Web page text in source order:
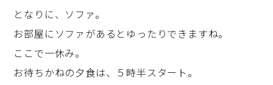
となりに、ソファ。
お部屋にソファがあるとゆったりできますね。
ここで一休み。
お待ちかねの夕食は、５時半スタート。